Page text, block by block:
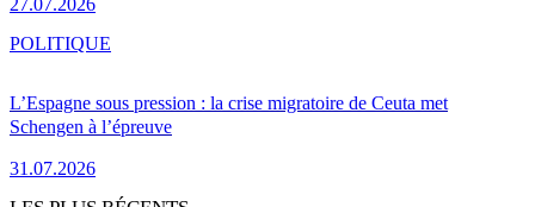
27.07.2026
L’Espagne sous pression : la crise migratoire de Ceuta met
Schengen à l’épreuve
31.07.2026
POLITIQUE